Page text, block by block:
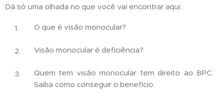
Dá só uma olhada no que você vai encontrar aqui:
O que é visão monocular?
Visão monocular é deficiência?
Quem tem visão monocular tem direito ao BPC.
Saiba como conseguir o benefício.